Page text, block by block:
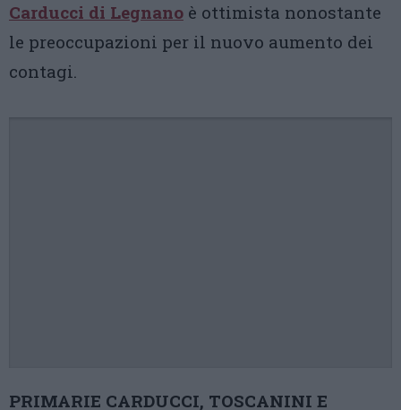
Carducci di Legnano è ottimista nonostante
le preoccupazioni per il nuovo aumento dei
contagi.
PRIMARIE CARDUCCI, TOSCANINI E